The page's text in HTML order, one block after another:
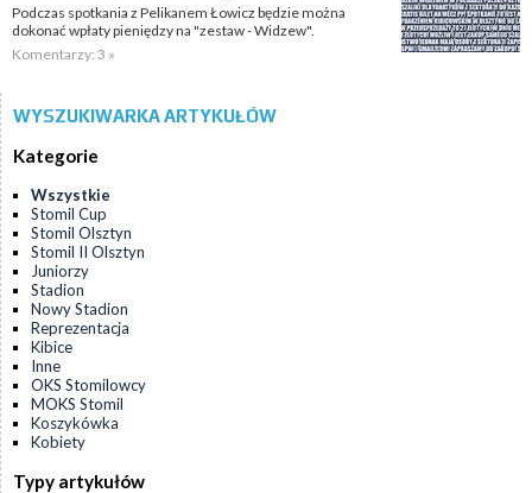
Podczas spotkania z Pelikanem Łowicz będzie można
dokonać wpłaty pieniędzy na "zestaw - Widzew".
Komentarzy: 3 »
WYSZUKIWARKA ARTYKUŁÓW
Kategorie
Wszystkie
Stomil Cup
Stomil Olsztyn
Stomil II Olsztyn
Juniorzy
Stadion
Nowy Stadion
Reprezentacja
Kibice
Inne
OKS Stomilowcy
MOKS Stomil
Koszykówka
Kobiety
Typy artykułów